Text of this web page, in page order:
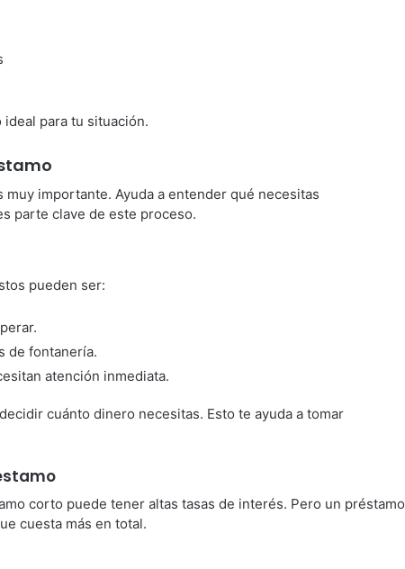
para tu situación.
importante. Ayuda a entender qué necesitas
parte clave de este proceso.
pueden ser:
de fontanería.
atención inmediata.
cuánto dinero necesitas. Esto te ayuda a tomar
corto puede tener altas tasas de interés. Pero un préstamo
cuesta más en total.